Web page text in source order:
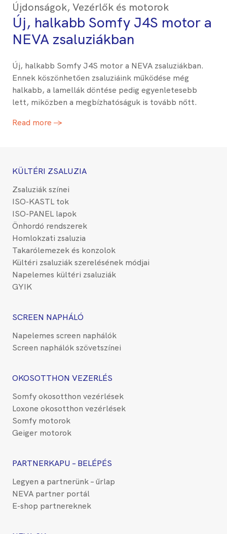
Újdonságok, Vezérlők és motorok
Új, halkabb Somfy J4S motor a
NEVA zsaluziákban
Új, halkabb Somfy J4S motor a NEVA zsaluziákban.
Ennek köszönhetően zsaluziáink működése még
halkabb, a lamellák döntése pedig egyenletesebb
lett, miközben a megbízhatóságuk is tovább nőtt.
Read more →
KÜLTÉRI ZSALUZIA
Zsaluziák színei
ISO-KASTL tok
ISO-PANEL lapok
Önhordó rendszerek
Homlokzati zsaluzia
Takarólemezek és konzolok
Kültéri zsaluziák szerelésének módjai
Napelemes kültéri zsaluziák
GYIK
SCREEN NAPHÁLÓ
Napelemes screen naphálók
Screen naphálók szövetszínei
OKOSOTTHON VEZERLÉS
Somfy okosotthon vezérlések
Loxone okosotthon vezérlések
Somfy motorok
Geiger motorok
PARTNERKAPU – BELÉPÉS
Legyen a partnerünk – űrlap
NEVA partner portál
E-shop partnereknek